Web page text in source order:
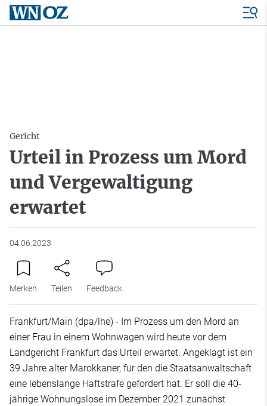
Gericht
Urteil in Prozess um Mord
und Vergewaltigung
erwartet
04.06.2023
Merken Teilen Feedback
Frankfurt/Main (dpa/lhe) - Im Prozess um den Mord an
einer Frau in einem Wohnwagen wird heute vor dem
Landgericht Frankfurt das Urteil erwartet. Angeklagt ist ein
39 Jahre alter Marokkaner, für den die Staatsanwaltschaft
eine lebenslange Haftstrafe gefordert hat. Er soll die 40-
jährige Wohnungslose im Dezember 2021 zunächst